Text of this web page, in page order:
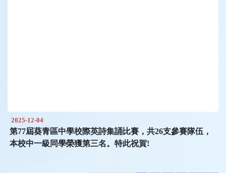
2025-12-04
第77屆葵青區中學校際英詩集誦比賽，共26支參賽隊伍，
本校中一級同學榮獲第三名。特此祝賀!